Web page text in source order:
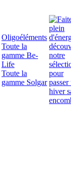
Oligoéléments
Toute la
gamme Be-
Life
Toute la
gamme Solgar